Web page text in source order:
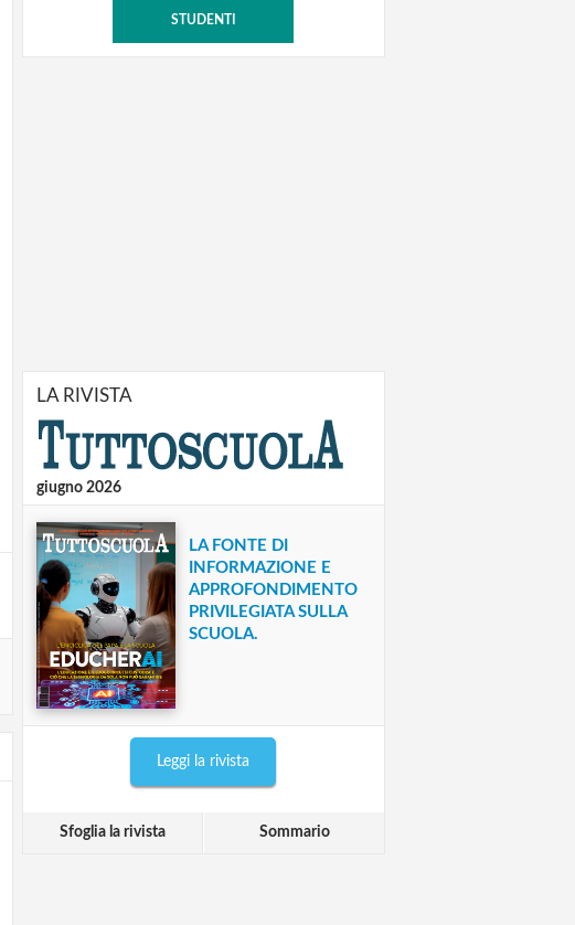
STUDENTI
LA RIVISTA
giugno 2026
LA FONTE DI
INFORMAZIONE E
APPROFONDIMENTO
PRIVILEGIATA SULLA
SCUOLA.
Leggi la rivista
Sfoglia la rivista Sommario